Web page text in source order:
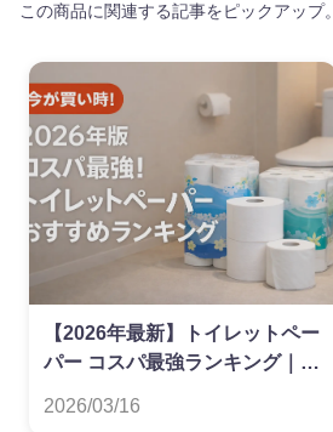
この商品に関連する記事をピックアップ。
【2026年最新】トイレットペー
パー コスパ最強ランキング｜ダ
2026/03/16